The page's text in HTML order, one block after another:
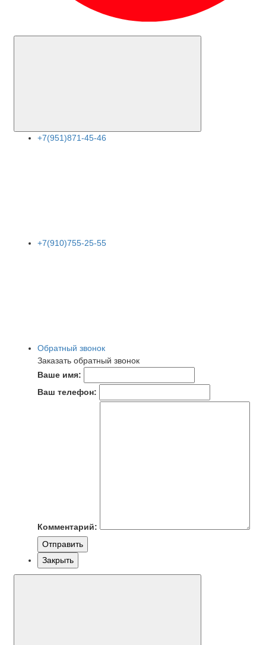
+7(951)871-45-46
+7(910)755-25-55
Обратный звонок
Заказать обратный звонок
Ваше имя:
Ваш телефон:
Комментарий:
Отправить
Закрыть